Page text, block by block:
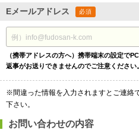
Eメールアドレス 必須
（携帯アドレスの方へ）携帯端末の設定で
返事がお送りできませんのでご注意ください。
※間違った情報を入力されますとご連絡
下さい。
お問い合わせの内容